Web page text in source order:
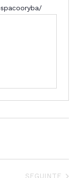
EVENTOS
SEGUINTE